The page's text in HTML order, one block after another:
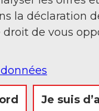
la déclaration
de vous
Je suis